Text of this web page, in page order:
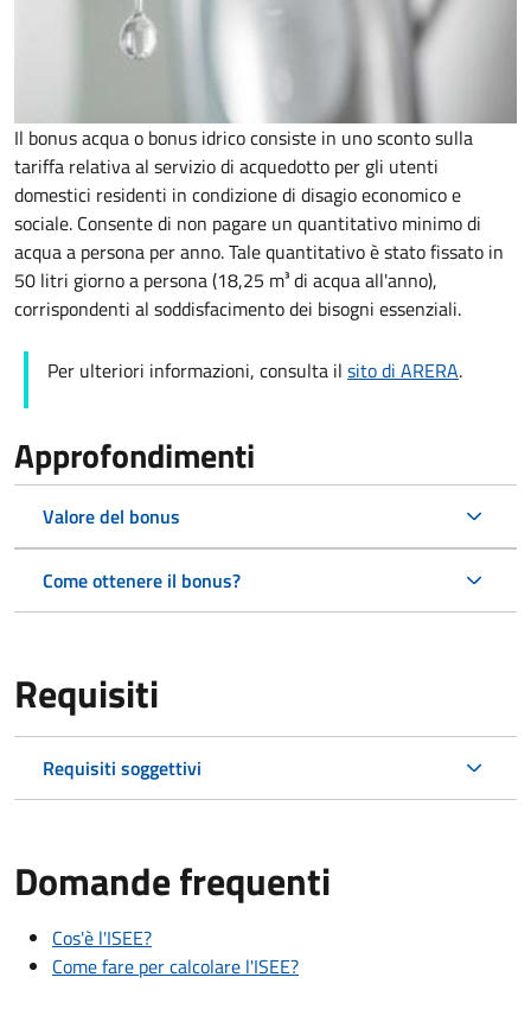
Il bonus acqua o bonus idrico consiste in uno sconto sulla
tariffa relativa al servizio di acquedotto per gli utenti
domestici residenti in condizione di disagio economico e
sociale. Consente di non pagare un quantitativo minimo di
acqua a persona per anno. Tale quantitativo è stato fissato in
50 litri giorno a persona (18,25 m³ di acqua all'anno),
corrispondenti al soddisfacimento dei bisogni essenziali.
Per ulteriori informazioni, consulta il sito di ARERA.
Approfondimenti
Valore del bonus
Come ottenere il bonus?
Requisiti
Requisiti soggettivi
Domande frequenti
Cos'è l'ISEE?
Come fare per calcolare l'ISEE?